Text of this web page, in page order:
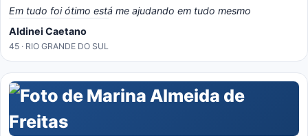
Em tudo foi ótimo está me ajudando em tudo mesmo
Aldinei Caetano
45 · RIO GRANDE DO SUL